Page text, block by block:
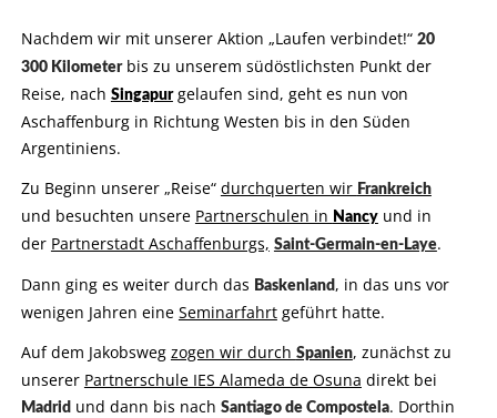
Nachdem wir mit unserer Aktion „Laufen verbindet!“ 20
300 Kilometerbis zu unserem südöstlichsten Punkt der
Reise, nach Singapurgelaufen sind, geht es nun von
Aschaffenburg in Richtung Westen bis in den Süden
Argentiniens.
Zu Beginn unserer „Reise“ durchquerten wir Frankreich
und besuchten unsere Partnerschulen in Nancyund in
der Partnerstadt Aschaffenburgs, Saint-Germain-en-Laye.
Dann ging es weiter durch das Baskenland, in das uns vor
wenigen Jahren eine Seminarfahrtgeführt hatte.
Auf dem Jakobsweg zogen wir durch Spanien, zunächst zu
unserer Partnerschule IES Alameda de Osuna direkt bei
Madridund dann bis nach Santiago de Compostela. Dorthin